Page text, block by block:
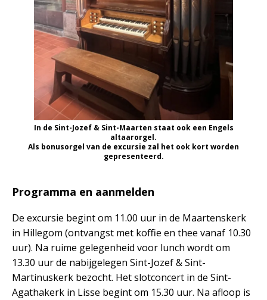
In de Sint-Jozef & Sint-Maarten staat ook een Engels
altaarorgel.
Als bonusorgel van de excursie zal het ook kort worden
gepresenteerd.
Programma en aanmelden
De excursie begint om 11.00 uur in de Maartenskerk
in Hillegom (ontvangst met koffie en thee vanaf 10.30
uur). Na ruime gelegenheid voor lunch wordt om
13.30 uur de nabijgelegen Sint-Jozef & Sint-
Martinuskerk bezocht. Het slotconcert in de Sint-
Agathakerk in Lisse begint om 15.30 uur. Na afloop is